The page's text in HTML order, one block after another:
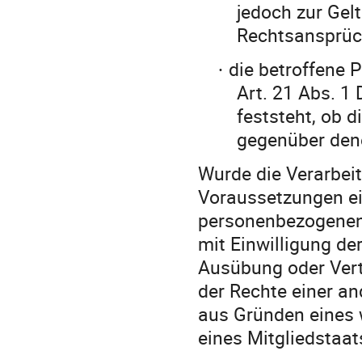
jedoch zur
· die betroffene
Art. 21 Abs. 1
feststeht, ob
gegenüber
Wurde die
Voraussetzungen
mit Einwilligung
Ausübung oder
der Rechte einer
aus Gründen
eines